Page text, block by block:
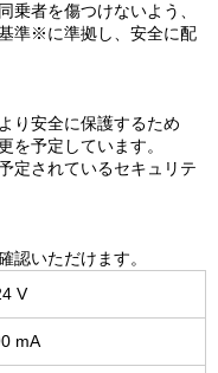
乗者を傷つけないよう、
準※に準拠し、安全に配
り安全に保護するため
を予定しています。
定されているセキュリテ
認いただけます。
V
mA